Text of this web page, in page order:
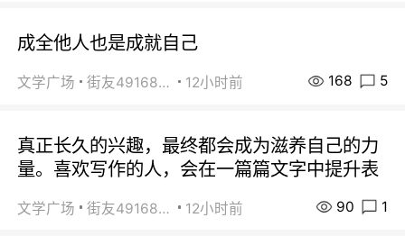
成全他人也是成就自己
文学广场 街友49168527 12小时前 168 5
真正长久的兴趣，最终都会成为滋养自己的力
量。喜欢写作的人，会在一篇篇文字中提升表
文学广场 街友49168527 12小时前 90 1